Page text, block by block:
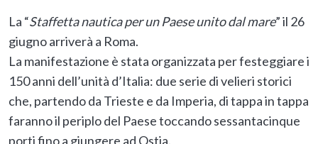
La “Staffetta nautica per un Paese unito dal mare” il 26
giugno arriverà a Roma.
La manifestazione è stata organizzata per festeggiare i
150 anni dell’unità d’Italia: due serie di velieri storici
che, partendo da Trieste e da Imperia, di tappa in tappa
faranno il periplo del Paese toccando sessantacinque
porti fino a giungere ad Ostia.